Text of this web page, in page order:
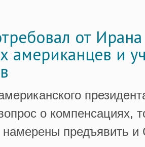
от
американцев и
о компенсациях,
намерены предъявить